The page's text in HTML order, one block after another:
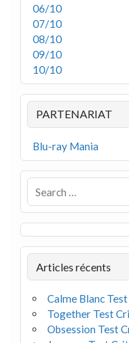
06/10
07/10
08/10
09/10
10/10
PARTENARIAT
Blu-ray Mania
Articles récents
Calme Blanc
Together Test
Obsession Test